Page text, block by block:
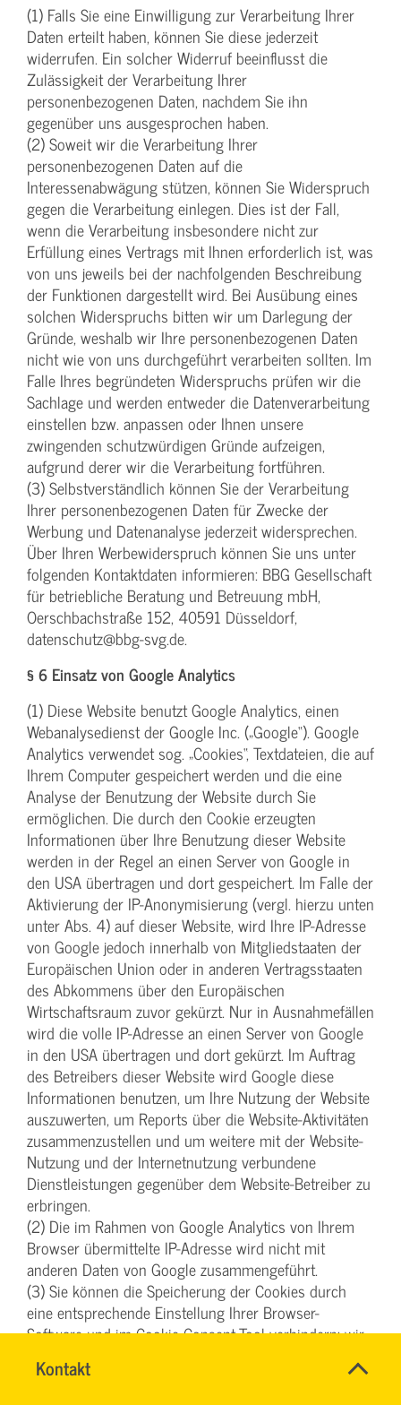
Kontakt
SYBILLE
Name*
(1) Falls Sie eine Einwilligung zur Verarbeitung Ihrer
Daten erteilt haben, können Sie diese jederzeit
widerrufen. Ein solcher Widerruf beeinflusst die
Zulässigkeit der Verarbeitung Ihrer
personenbezogenen Daten, nachdem Sie ihn
gegenüber uns ausgesprochen haben.
(2) Soweit wir die Verarbeitung Ihrer
personenbezogenen Daten auf die
Interessenabwägung stützen, können Sie Widerspruch
gegen die Verarbeitung einlegen. Dies ist der Fall,
wenn die Verarbeitung insbesondere nicht zur
Erfüllung eines Vertrags mit Ihnen erforderlich ist, was
von uns jeweils bei der nachfolgenden Beschreibung
der Funktionen dargestellt wird. Bei Ausübung eines
solchen Widerspruchs bitten wir um Darlegung der
Gründe, weshalb wir Ihre personenbezogenen Daten
nicht wie von uns durchgeführt verarbeiten sollten. Im
Falle Ihres begründeten Widerspruchs prüfen wir die
Sachlage und werden entweder die Datenverarbeitung
einstellen bzw. anpassen oder Ihnen unsere
zwingenden schutzwürdigen Gründe aufzeigen,
aufgrund derer wir die Verarbeitung fortführen.
(3) Selbstverständlich können Sie der Verarbeitung
Ihrer personenbezogenen Daten für Zwecke der
Werbung und Datenanalyse jederzeit widersprechen.
Über Ihren Werbewiderspruch können Sie uns unter
folgenden Kontaktdaten informieren: BBG Gesellschaft
für betriebliche Beratung und Betreuung mbH,
Oerschbachstraße 152, 40591 Düsseldorf,
datenschutz@bbg-svg.de.
§ 6 Einsatz von Google Analytics
(1) Diese Website benutzt Google Analytics, einen
Webanalysedienst der Google Inc. („Google“). Google
Analytics verwendet sog. „Cookies“, Textdateien, die auf
Ihrem Computer gespeichert werden und die eine
Analyse der Benutzung der Website durch Sie
ermöglichen. Die durch den Cookie erzeugten
Informationen über Ihre Benutzung dieser Website
werden in der Regel an einen Server von Google in
den USA übertragen und dort gespeichert. Im Falle der
Aktivierung der IP-Anonymisierung (vergl. hierzu unten
unter Abs. 4) auf dieser Website, wird Ihre IP-Adresse
von Google jedoch innerhalb von Mitgliedstaaten der
Europäischen Union oder in anderen Vertragsstaaten
des Abkommens über den Europäischen
Wirtschaftsraum zuvor gekürzt. Nur in Ausnahmefällen
wird die volle IP-Adresse an einen Server von Google
in den USA übertragen und dort gekürzt. Im Auftrag
des Betreibers dieser Website wird Google diese
Informationen benutzen, um Ihre Nutzung der Website
auszuwerten, um Reports über die Website-Aktivitäten
zusammenzustellen und um weitere mit der Website-
Nutzung und der Internetnutzung verbundene
Dienstleistungen gegenüber dem Website-Betreiber zu
erbringen.
(2) Die im Rahmen von Google Analytics von Ihrem
Browser übermittelte IP-Adresse wird nicht mit
anderen Daten von Google zusammengeführt.
(3) Sie können die Speicherung der Cookies durch
eine entsprechende Einstellung Ihrer Browser-
Software und im Cookie-Consent-Tool verhindern; wir
gegebenenfalls nicht sämtliche Funktionen dieser